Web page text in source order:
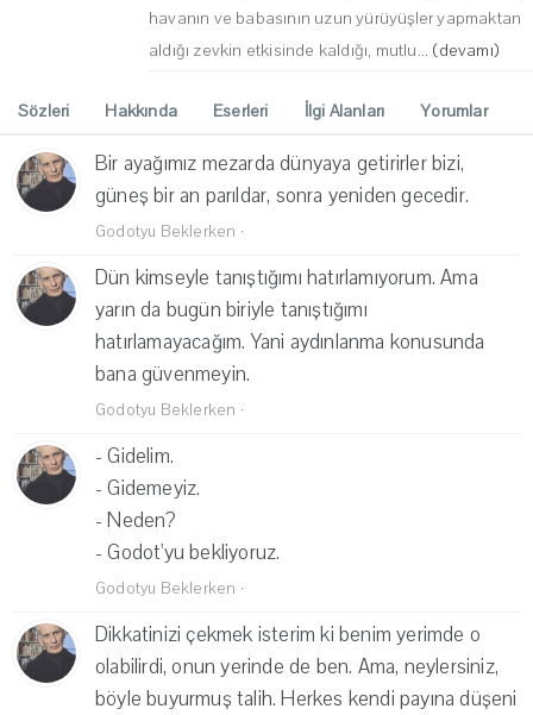
havanın ve babasının uzun yürüyüşler yapmaktan
aldığı zevkin etkisinde kaldığı, mutlu... (devamı)
Sözleri Hakkında Eserleri İlgi Alanları Yorumlar
Bir ayağımız mezarda dünyaya getirirler bizi,
güneş bir an parıldar, sonra yeniden gecedir.
Godotyu Beklerken ·
Dün kimseyle tanıştığımı hatırlamıyorum. Ama
yarın da bugün biriyle tanıştığımı
hatırlamayacağım. Yani aydınlanma konusunda
bana güvenmeyin.
Godotyu Beklerken ·
- Gidelim.
- Gidemeyiz.
- Neden?
- Godot'yu bekliyoruz.
Godotyu Beklerken ·
Dikkatinizi çekmek isterim ki benim yerimde o
olabilirdi, onun yerinde de ben. Ama, neylersiniz,
böyle buyurmuş talih. Herkes kendi payına düşeni